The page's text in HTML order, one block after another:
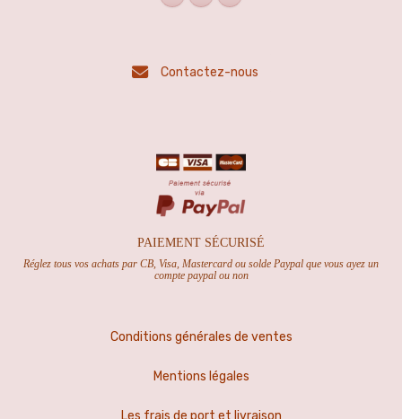
Contactez-nous
PAIEMENT SÉCURISÉ
Réglez tous vos achats par CB, Visa, Mastercard ou solde Paypal que vous ayez un
compte paypal ou non
Conditions générales de ventes
Mentions légales